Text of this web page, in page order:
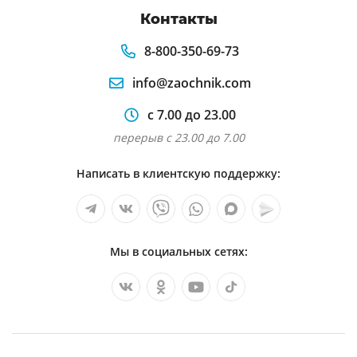
Контакты
8-800-350-69-73
info@zaochnik.com
с 7.00 до 23.00
перерыв с 23.00 до 7.00
Написать в клиентскую поддержку:
Мы в социальных сетях: